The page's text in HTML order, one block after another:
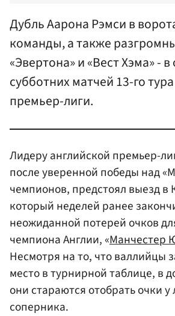
Дубль Аарона Рэмси в
команды, а также
«Эвертона» и «Вест Хэма» -
субботних матчей 13-го
премьер-лиги.
Лидеру английской премьер-
после уверенной победы над
чемпионов, предстоял выезд
который неделей ранее
неожиданной потерей очков
чемпиона Англии, «Манчестер
Несмотря на то, что валлийцы
место в турнирной таблице, в
они стараются отобрать очки у
соперника.